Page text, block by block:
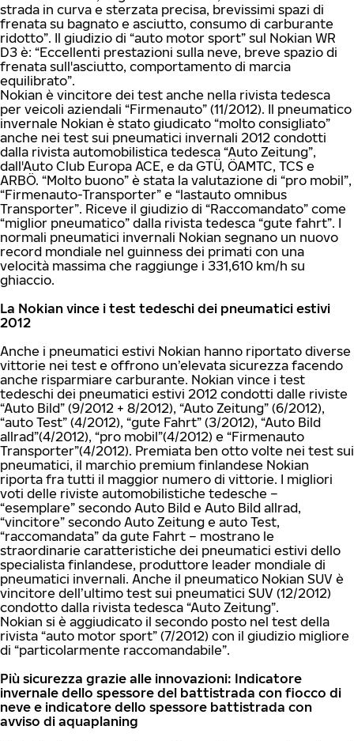
strada in curva e sterzata precisa, brevissimi spazi di
frenata su bagnato e asciutto, consumo di carburante
ridotto”. Il giudizio di “auto motor sport” sul Nokian WR
D3 è: “Eccellenti prestazioni sulla neve, breve spazio di
frenata sull'asciutto, comportamento di marcia
equilibrato”.
Nokian è vincitore dei test anche nella rivista tedesca
per veicoli aziendali “Firmenauto” (11/2012). Il pneumatico
invernale Nokian è stato giudicato “molto consigliato”
anche nei test sui pneumatici invernali 2012 condotti
dalla rivista automobilistica tedesca “Auto Zeitung”,
dall'Auto Club Europa ACE, e da GTÜ, ÖAMTC, TCS e
ARBÖ. “Molto buono” è stata la valutazione di “pro mobil”,
“Firmenauto-Transporter” e “lastauto omnibus
Transporter”. Riceve il giudizio di “Raccomandato” come
“miglior pneumatico” dalla rivista tedesca “gute fahrt”. I
normali pneumatici invernali Nokian segnano un nuovo
record mondiale nel guinness dei primati con una
velocità massima che raggiunge i 331,610 km/h su
ghiaccio.
La Nokian vince i test tedeschi dei pneumatici estivi
2012
Anche i pneumatici estivi Nokian hanno riportato diverse
vittorie nei test e offrono un’elevata sicurezza facendo
anche risparmiare carburante. Nokian vince i test
tedeschi dei pneumatici estivi 2012 condotti dalle riviste
“Auto Bild” (9/2012 + 8/2012), “Auto Zeitung” (6/2012),
“auto Test” (4/2012), “gute Fahrt” (3/2012), “Auto Bild
allrad”(4/2012), “pro mobil”(4/2012) e “Firmenauto
Transporter”(4/2012). Premiata ben otto volte nei test sui
pneumatici, il marchio premium finlandese Nokian
riporta fra tutti il maggior numero di vittorie. I migliori
voti delle riviste automobilistiche tedesche –
“esemplare” secondo Auto Bild e Auto Bild allrad,
“vincitore” secondo Auto Zeitung e auto Test,
“raccomandata” da gute Fahrt – mostrano le
straordinarie caratteristiche dei pneumatici estivi dello
specialista finlandese, produttore leader mondiale di
pneumatici invernali. Anche il pneumatico Nokian SUV è
vincitore dell’ultimo test sui pneumatici SUV (12/2012)
condotto dalla rivista tedesca “Auto Zeitung”.
Nokian si è aggiudicato il secondo posto nel test della
rivista “auto motor sport” (7/2012) con il giudizio migliore
di “particolarmente raccomandabile”.
Più sicurezza grazie alle innovazioni: Indicatore
invernale dello spessore del battistrada con fiocco di
neve e indicatore dello spessore battistrada con
avviso di aquaplaning